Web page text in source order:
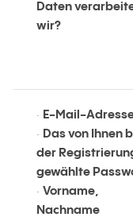
Daten
wir?
· E-Mail-
· Das von Ihnen
der
gewählte
· Vorname,
Nachname